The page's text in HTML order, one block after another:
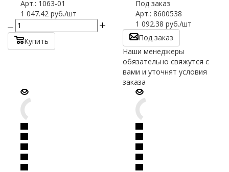
Арт.: 1063-01
1 047.42 руб./шт
Купить
Под заказ
Арт.: 8600538
1 092.38 руб./шт
Под заказ
Наши менеджеры
обязательно свяжутся с
вами и уточнят условия
заказа